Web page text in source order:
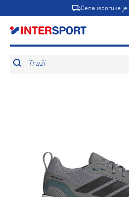
Cena isporuke je
Traži